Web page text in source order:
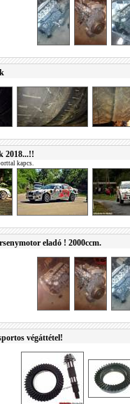
2018...!!
kapcs.
eladó ! 2000ccm.
végáttétel!